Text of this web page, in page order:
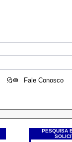
Fale Conosco
PESQUISA